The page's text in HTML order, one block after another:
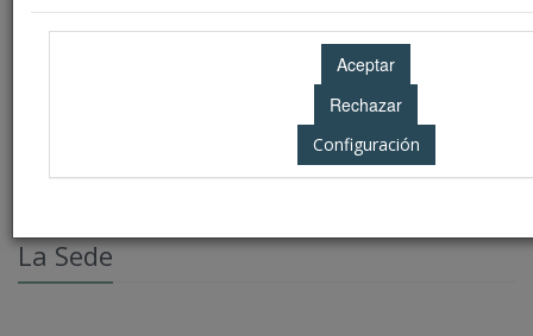
Configuración
Recogida de acreditación en sede
La Sede